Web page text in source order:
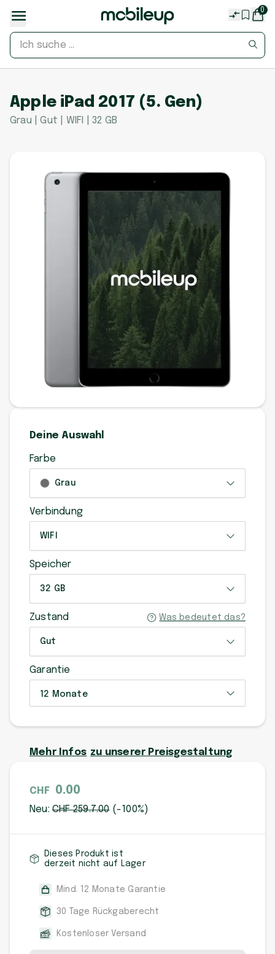
0
Apple iPad 2017 (5. Gen)
Grau | Gut | WIFI | 32 GB
Deine Auswahl
Farbe
Grau
Verbindung
WIFI
Speicher
32 GB
Zustand Was bedeutet das?
Gut
Garantie
12 Monate
Mehr Infos zu unserer Preisgestaltung
CHF 0.00
Neu:CHF259.7.00 (-100%)
Dieses Produkt ist
derzeit nicht auf Lager
Mind. 12 Monate Garantie
30 Tage Rückgaberecht
Kostenloser Versand